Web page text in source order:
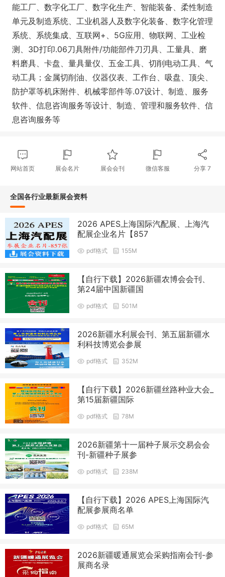
能工厂、数字化工厂、数字化生产、智能装备、柔性制造
单元及制造系统、工业机器人及数字化装备、数字化管理
系统、系统集成、互联网+、5G应用、物联网、工业检
测、3D打印.06刀具附件/功能部件刀刃具、工量具、磨
料磨具、卡盘、量具量仪、五金工具、切削电动工具、气
动工具；金属切削油、仪器仪表、工作台、吸盘、顶尖、
防护罩等机床附件、机械零部件等.07设计、制造、服务
软件、信息咨询服务等设计、制造、管理和服务软件、信
息咨询服务等
网站首页 展会名片 展会会刊 微信客服 分享7
全国各行业最新展会资料
2026 APES上海国际汽配展、上海汽
配展企业名片【857
pdf格式 155M
【自行下载】2026新疆农博会会刊、
第24届中国新疆国
pdf格式 501M
2026新疆水利展会刊、第五届新疆水
利科技博览会参展
pdf格式 352M
【自行下载】2026新疆丝路种业大会_
第15届新疆国际
pdf格式 78M
2026新疆第十一届种子展示交易会会
刊-新疆种子展参
pdf格式 238M
【自行下载】2026 APES上海国际汽
配展参展商名单
pdf格式 65M
2026新疆暖通展览会采购指南会刊-参
展商名录